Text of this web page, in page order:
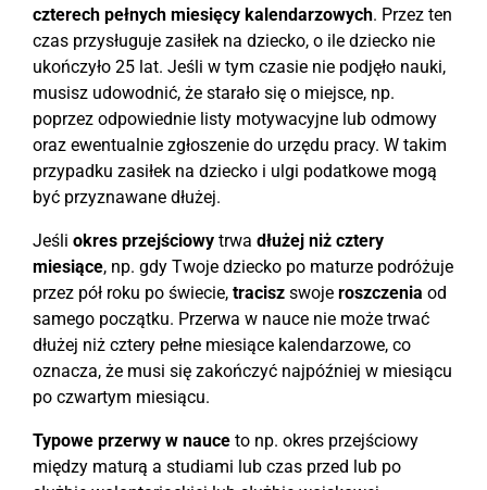
czterech pełnych miesięcy kalendarzowych. Przez ten
czas przysługuje zasiłek na dziecko, o ile dziecko nie
ukończyło 25 lat. Jeśli w tym czasie nie podjęło nauki,
musisz udowodnić, że starało się o miejsce, np.
poprzez odpowiednie listy motywacyjne lub odmowy
oraz ewentualnie zgłoszenie do urzędu pracy. W takim
przypadku zasiłek na dziecko i ulgi podatkowe mogą
być przyznawane dłużej.
Jeśli okres przejściowy trwa dłużej niż cztery
miesiące, np. gdy Twoje dziecko po maturze podróżuje
przez pół roku po świecie, tracisz swoje roszczenia od
samego początku. Przerwa w nauce nie może trwać
dłużej niż cztery pełne miesiące kalendarzowe, co
oznacza, że musi się zakończyć najpóźniej w miesiącu
po czwartym miesiącu.
Typowe przerwy w nauce to np. okres przejściowy
między maturą a studiami lub czas przed lub po